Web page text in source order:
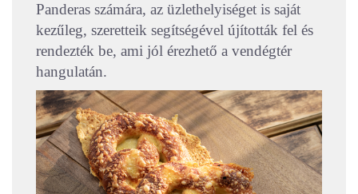
Panderas számára, az üzlethelyiséget is saját
kezűleg, szeretteik segítségével újították fel és
rendezték be, ami jól érezhető a vendégtér
hangulatán.